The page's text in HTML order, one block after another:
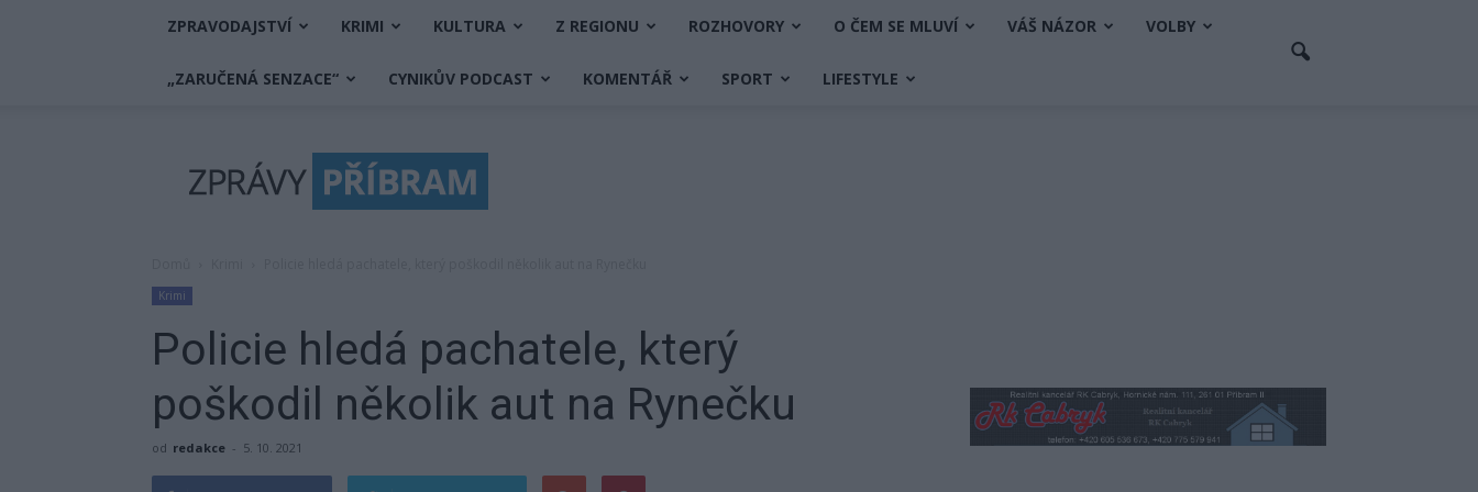
ZPRAVODAJSTVÍ KRIMI KULTURA Z REGIONU ROZHOVORY O ČEM SE MLUVÍ VÁŠ NÁZOR VOLBY
„ZARUČENÁ SENZACE“ CYNIKŮV PODCAST KOMENTÁŘ SPORT LIFESTYLE
Příbram
Krimi
Policie hledá pachatele, který
poškodil několik aut na Rynečku
od redakce - 5. 10. 2021